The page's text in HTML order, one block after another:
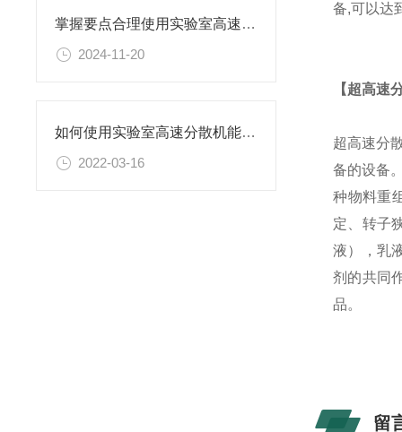
掌握要点合理使用实验室高速分散机
2024-11-20
如何使用实验室高速分散机能保证其良好工作状态？
2022-03-16
备,可以达
【超高速
超高速分
备的设备
种物料重
定、转子
液），乳
剂的共同
品。
留